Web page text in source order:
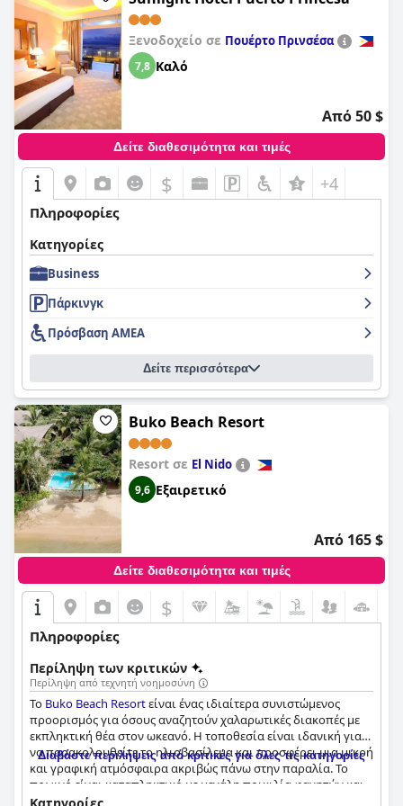
ανεπιφύλακτα από τους ταξιδιώτες, συμπεριλαμβανομένων
των διεθνών επισκεπτών.
Ξενοδοχείο σε Πουέρτο Πρινσέσα
7,8 Καλό
Από 50 $
Δείτε διαθεσιμότητα και τιμές
$ +4
Πληροφορίες
Κατηγορίες
Business
Πάρκινγκ
Πρόσβαση ΑΜΕΑ
Δείτε περισσότερα
Buko Beach Resort
Resort σε El Nido
9,6 Εξαιρετικό
Από 165 $
Δείτε διαθεσιμότητα και τιμές
$
Πληροφορίες
Περίληψη των κριτικών
Περίληψη από τεχνητή νοημοσύνη
Το Buko Beach Resortείναι ένας ιδιαίτερα συνιστώμενος
προορισμός για όσους αναζητούν χαλαρωτικές διακοπές με
εκπληκτική θέα στον ωκεανό. Η τοποθεσία είναι ιδανική για
να παρακολουθείτε το ηλιοβασίλεμα και προσφέρει μια μικρή
και γραφική ατμόσφαιρα ακριβώς πάνω στην παραλία. Το
πρωινό είναι καταπληκτικό με μεγάλη ποικιλία φαγητών και
ποτών για να διαλέξετε και τα δωμάτια είναι καθαρά, άνετα
Διαβάστε περιλήψεις από κριτικές για όλες τις κατηγορίες